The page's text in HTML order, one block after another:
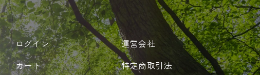
ログイン
カート
運営会社
特定商取引法